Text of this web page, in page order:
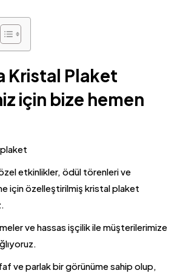
Kristal Plaket
için bize hemen
etkinlikler, ödül törenleri ve
için özelleştirilmiş kristal plaket
ve hassas işçilik ile müşterilerimize
ve parlak bir görünüme sahip olup,